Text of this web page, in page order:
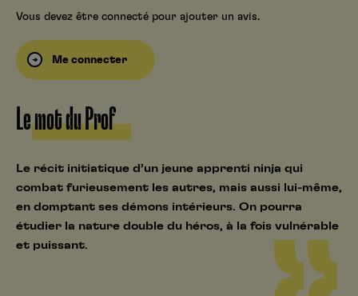
Vous devez être connecté pour ajouter un avis.
Me connecter
Le mot du Prof
Le récit initiatique d’un jeune apprenti ninja qui
combat furieusement les autres, mais aussi lui-même,
en domptant ses démons intérieurs. On pourra
étudier la nature double du héros, à la fois vulnérable
et puissant.